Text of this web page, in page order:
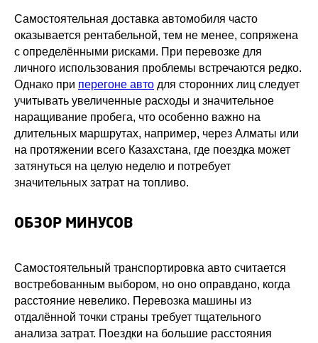
Самостоятельная доставка автомобиля часто
оказывается рентабельной, тем не менее, сопряжена
с определёнными рисками. При перевозке для
личного использования проблемы встречаются редко.
Однако при перегоне авто для сторонних лиц следует
учитывать увеличенные расходы и значительное
наращивание пробега, что особенно важно на
длительных маршрутах, например, через Алматы или
на протяжении всего Казахстана, где поездка может
затянуться на целую неделю и потребует
значительных затрат на топливо.
ОБЗОР МИНУСОВ
Самостоятельный транспортировка авто считается
востребованным выбором, но оно оправдано, когда
расстояние невелико. Перевозка машины из
отдалённой точки страны требует тщательного
анализа затрат. Поездки на большие расстояния